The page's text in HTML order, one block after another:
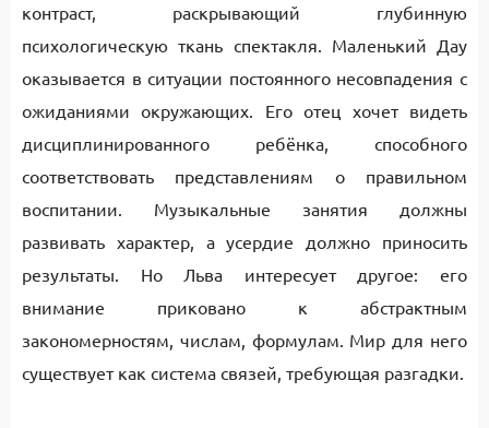
контраст, раскрывающий глубинную
психологическую ткань спектакля. Маленький Дау
оказывается в ситуации постоянного несовпадения с
ожиданиями окружающих. Его отец хочет видеть
дисциплинированного ребёнка, способного
соответствовать представлениям о правильном
воспитании. Музыкальные занятия должны
развивать характер, а усердие должно приносить
результаты. Но Льва интересует другое: его
внимание приковано к абстрактным
закономерностям, числам, формулам. Мир для него
существует как система связей, требующая разгадки.